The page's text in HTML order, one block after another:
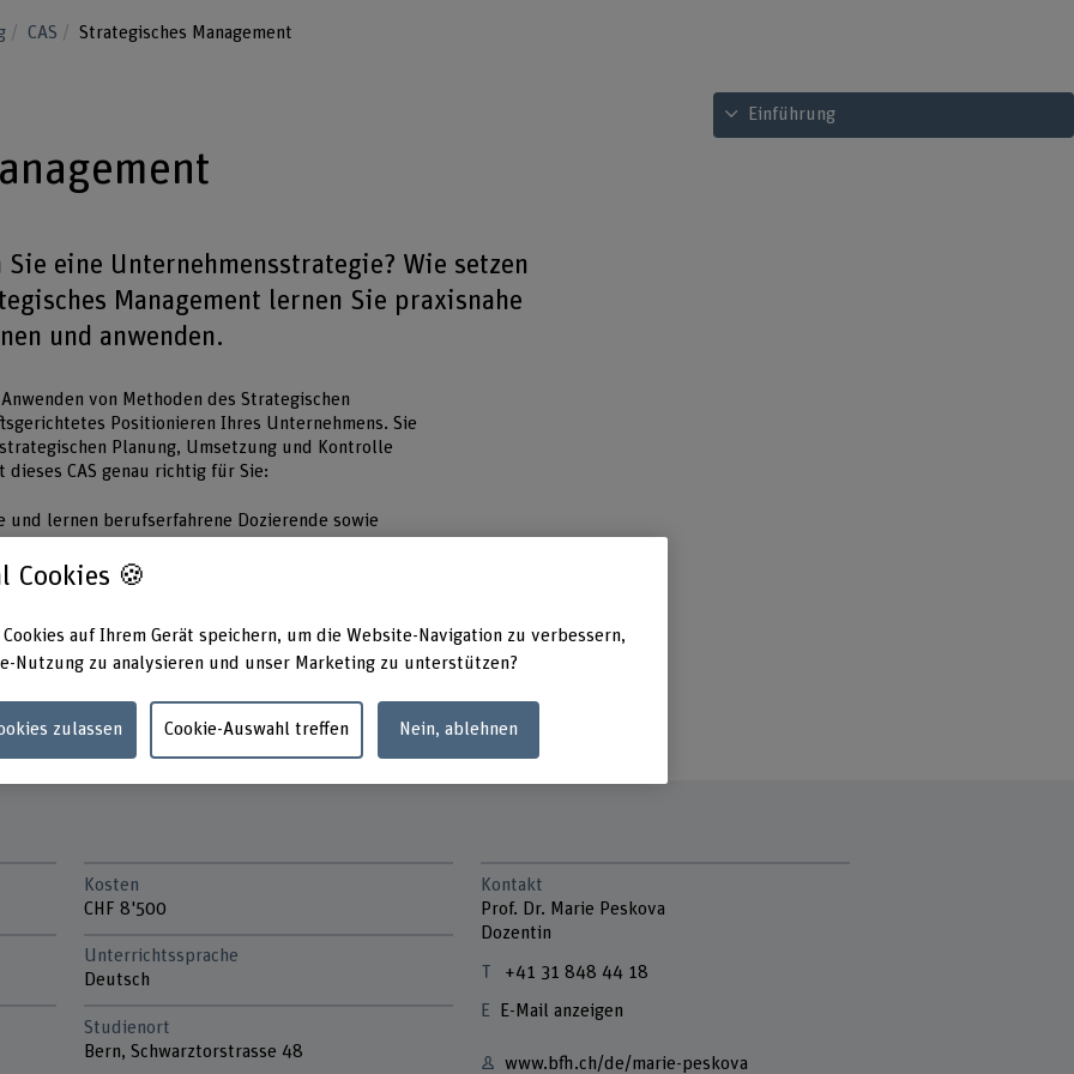
CAS Strategisches Management
Inhaltsverzeichnis ansehen
Einführung
eine Unternehmensstrategie? Wie setzen
Management lernen Sie praxisnahe
und anwenden.
von Methoden des Strategischen
Positionieren Ihres Unternehmens. Sie
Planung, Umsetzung und Kontrolle
dieses CAS genau richtig für Sie:
und lernen berufserfahrene Dozierende sowie
kennen.
und agieren anwendungsorientiert.
Methoden des strategischen Managements.
einem Live Case eines realen Unternehmens in die
zeitlich überschaubare Weiterbildung.
Kosten
CHF 8'500
Unterrichtssprache
Deutsch
Studienort
Bern, Schwarztorstrasse 48
Kontakt
Prof. Dr. Marie Peskova
Dozentin
+41 31 848 44 18
E-Mail anzeigen
www.bfh.ch/de/marie-peskova
Cookies 🍪
auf Ihrem Gerät speichern, um die Website-Navigation zu verbessern,
Nutzung zu analysieren und unser Marketing zu unterstützen?
zulassen Cookie-Auswahl treffen Nein, ablehnen